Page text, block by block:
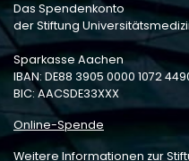
Das Spendenkonto
der Stiftung
Sparkasse Aachen
IBAN: DE88 3905 0000 1072
BIC: AACSDE33XXX
Online-Spende
Weitere Informationen zur